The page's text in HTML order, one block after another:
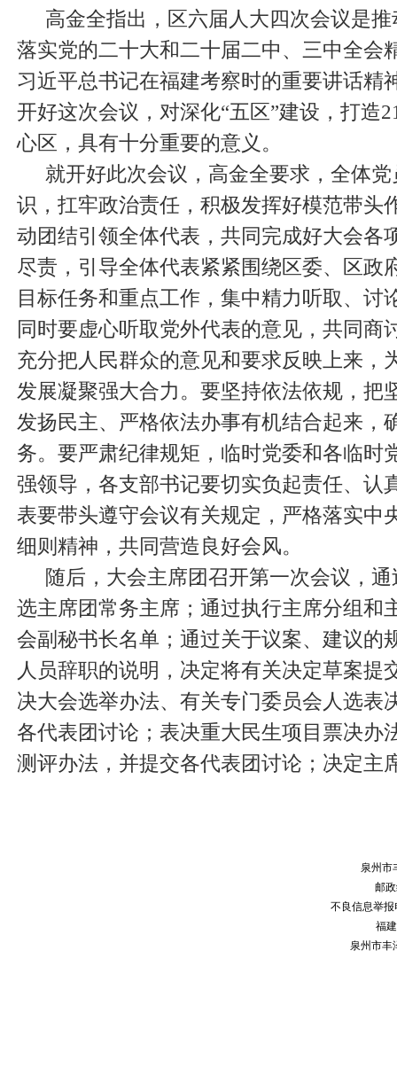
高金全指出，区六届人大四次会议是
落实党的二十大和二十届二中、三中全会
习近平总书记在福建考察时的重要讲话精
开好这次会议，对深化“五区”建设，打造
心区，具有十分重要的意义。
就开好此次会议，高金全要求，全体
识，扛牢政治责任，积极发挥好模范带头
动团结引领全体代表，共同完成好大会各
尽责，引导全体代表紧紧围绕区委、区政
目标任务和重点工作，集中精力听取、讨
同时要虚心听取党外代表的意见，共同商
充分把人民群众的意见和要求反映上来，
发展凝聚强大合力。要坚持依法依规，把
发扬民主、严格依法办事有机结合起来，
务。要严肃纪律规矩，临时党委和各临时
强领导，各支部书记要切实负起责任、认
表要带头遵守会议有关规定，严格落实中
细则精神，共同营造良好会风。
随后，大会主席团召开第一次会议，
选主席团常务主席；通过执行主席分组和
会副秘书长名单；通过关于议案、建议的
人员辞职的说明，决定将有关决定草案提
决大会选举办法、有关专门委员会人选表
各代表团讨论；表决重大民生项目票决办
测评办法，并提交各代表团讨论；决定主
泉州市
邮
不良信息举报
福
泉州市丰